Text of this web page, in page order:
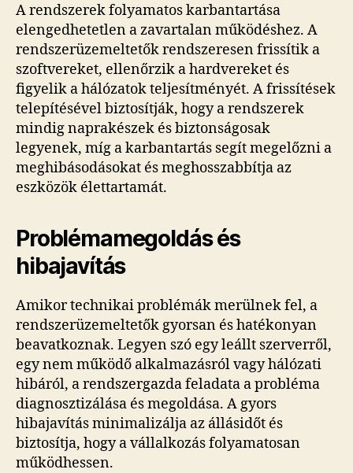
A rendszerek folyamatos karbantartása
elengedhetetlen a zavartalan működéshez. A
rendszerüzemeltetők rendszeresen frissítik a
szoftvereket, ellenőrzik a hardvereket és
figyelik a hálózatok teljesítményét. A frissítések
telepítésével biztosítják, hogy a rendszerek
mindig naprakészek és biztonságosak
legyenek, míg a karbantartás segít megelőzni a
meghibásodásokat és meghosszabbítja az
eszközök élettartamát.
Problémamegoldás és
hibajavítás
Amikor technikai problémák merülnek fel, a
rendszerüzemeltetők gyorsan és hatékonyan
beavatkoznak. Legyen szó egy leállt szerverről,
egy nem működő alkalmazásról vagy hálózati
hibáról, a rendszergazda feladata a probléma
diagnosztizálása és megoldása. A gyors
hibajavítás minimalizálja az állásidőt és
biztosítja, hogy a vállalkozás folyamatosan
működhessen.